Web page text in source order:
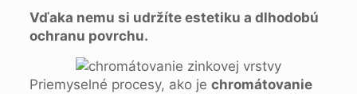
Vďaka nemu si udržíte estetiku a dlhodobú
ochranu povrchu.
Priemyselné procesy, ako je chromátovanie